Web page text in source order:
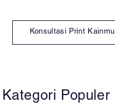
Konsultasi Print Kainmu
Kategori Populer